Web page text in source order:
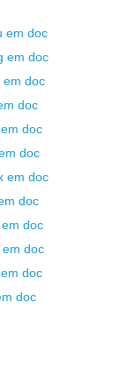
em doc
em doc
em doc
doc
em doc
doc
em doc
doc
em doc
em doc
em doc
doc